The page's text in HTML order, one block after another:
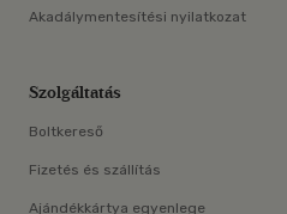
Akadálymentesítési nyilatkozat
Szolgáltatás
Boltkereső
Fizetés és szállítás
Ajándékkártya egyenlege